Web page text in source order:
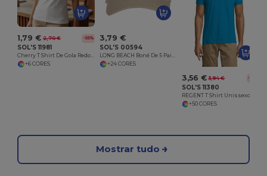
1,79 € 2,70 € -55%
SOL'S 11981
+6 CORES
3,79 €
SOL'S 00594
+24 CORES
3,56 € 3,94 € -10%
SOL'S 11380
+50 CORES
Mostrar tudo